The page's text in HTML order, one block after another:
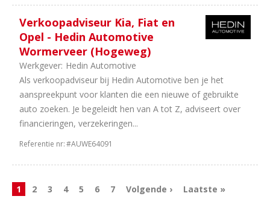
Meer...
Verkoopadviseur Kia, Fiat en
Opel - Hedin Automotive
Wormerveer (Hogeweg)
Werkgever: Hedin Automotive
Als verkoopadviseur bij Hedin Automotive ben je het
aanspreekpunt voor klanten die een nieuwe of gebruikte
auto zoeken. Je begeleidt hen van A tot Z, adviseert over
financieringen, verzekeringen...
Referentie nr:#AUWE64091
1 2 3 4 5 6 7 Volgende › Laatste »